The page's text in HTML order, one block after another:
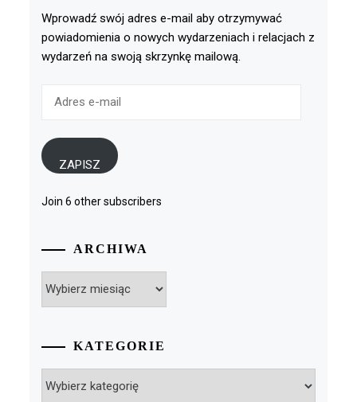
Wprowadź swój adres e-mail aby otrzymywać
powiadomienia o nowych wydarzeniach i relacjach z
wydarzeń na swoją skrzynkę mailową.
ZAPISZ
Join 6 other subscribers
ARCHIWA
KATEGORIE